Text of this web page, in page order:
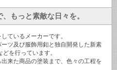
もっと素敵な日々を。
ているメーカーです。
ツ及び服飾用釦と独自開発した新素
を行っています。
来た商品の塗装まで、色々の工程を